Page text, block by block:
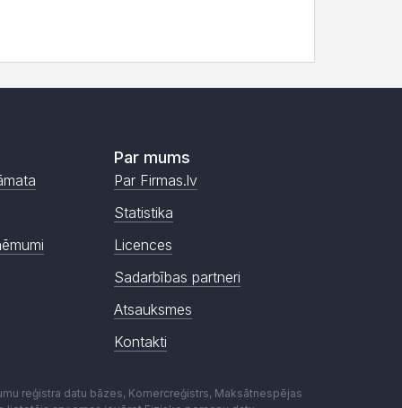
Par mums
Par Firmas.lv
Statistika
Licences
Sadarbības partneri
Atsauksmes
Kontakti
reģistra datu bāzes, Komercreģistrs, Maksātnespējas